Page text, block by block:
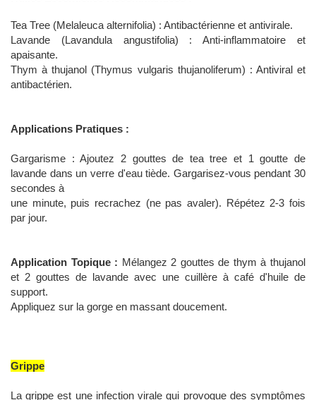
Tea Tree (Melaleuca alternifolia) : Antibactérienne et antivirale.
Lavande (Lavandula angustifolia) : Anti-inflammatoire et
apaisante.
Thym à thujanol (Thymus vulgaris thujanoliferum) : Antiviral et
antibactérien.
Applications Pratiques :
Gargarisme : Ajoutez 2 gouttes de tea tree et 1 goutte de
lavande dans un verre d'eau tiède. Gargarisez-vous pendant 30
secondes à
une minute, puis recrachez (ne pas avaler). Répétez 2-3 fois
par jour.
Application Topique : Mélangez 2 gouttes de thym à thujanol
et 2 gouttes de lavande avec une cuillère à café d'huile de
support.
Appliquez sur la gorge en massant doucement.
Grippe
La grippe est une infection virale qui provoque des symptômes